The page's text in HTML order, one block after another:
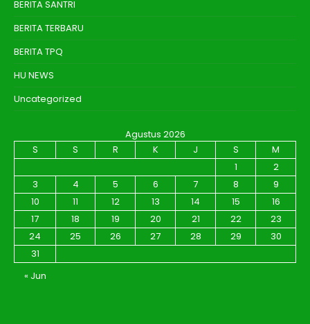
BERITA SANTRI
BERITA TERBARU
BERITA TPQ
HU NEWS
Uncategorized
Agustus 2026
S
S R K J S
M
1
2
3
4 5 6 7 8
9
10
11 12 13 14 15
16
17
18 19 20 21 22
23
24
25 26 27 28 29
30
31
« Jun